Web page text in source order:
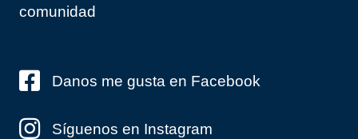
comunidad
Danos me gusta en Facebook
Síguenos en Instagram